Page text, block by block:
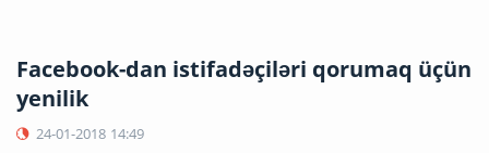
Facebook-dan istifadəçiləri qorumaq üçün
yenilik
24-01-2018 14:49